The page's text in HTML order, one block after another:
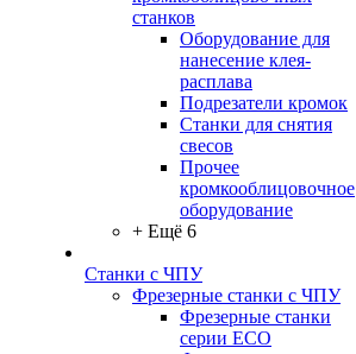
станков
Оборудование для
нанесение клея-
расплава
Подрезатели кромок
Станки для снятия
свесов
Прочее
кромкооблицовочное
оборудование
+ Ещё 6
Станки с ЧПУ
Фрезерные станки с ЧПУ
Фрезерные станки
серии ECO